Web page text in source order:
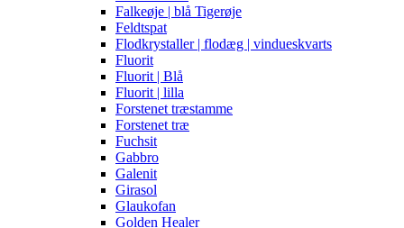
Falkeøje | blå Tigerøje
Feldtspat
Flodkrystaller | flodæg | vindueskvarts
Fluorit
Fluorit | Blå
Fluorit | lilla
Forstenet træstamme
Forstenet træ
Fuchsit
Gabbro
Galenit
Girasol
Glaukofan
Golden Healer